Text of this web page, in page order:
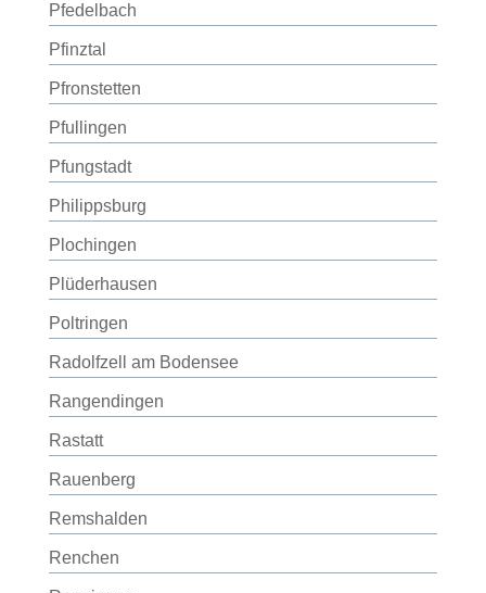
Pfedelbach
Pfinztal
Pfronstetten
Pfullingen
Pfungstadt
Philippsburg
Plochingen
Plüderhausen
Poltringen
Radolfzell am Bodensee
Rangendingen
Rastatt
Rauenberg
Remshalden
Renchen